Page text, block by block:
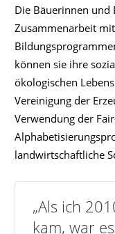
Die Bäuerinnen und
Zusammenarbeit
können sie ihre
ökologischen
Vereinigung der
Verwendung der
landwirtschaftliche
„Als ich
kam, war